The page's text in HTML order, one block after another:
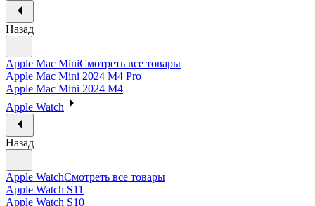
Назад
Apple Mac MiniСмотреть все товары
Apple Mac Mini 2024 M4 Pro
Apple Mac Mini 2024 M4
Apple Watch
Назад
Apple WatchСмотреть все товары
Apple Watch S11
Apple Watch S10